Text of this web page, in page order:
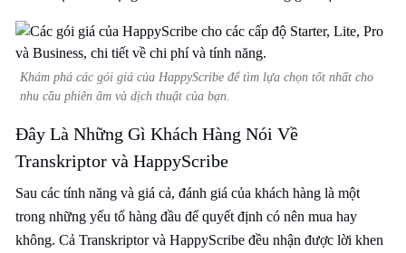
Khám phá các gói giá của HappyScribe để tìm lựa chọn tốt nhất cho
nhu cầu phiên âm và dịch thuật của bạn.
Đây Là Những Gì Khách Hàng Nói Về
Transkriptor và HappyScribe
Sau các tính năng và giá cả, đánh giá của khách hàng là một
trong những yếu tố hàng đầu để quyết định có nên mua hay
không. Cả Transkriptor và HappyScribe đều nhận được lời khen